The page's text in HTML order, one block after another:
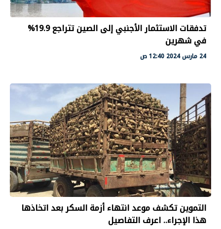
تدفقات الاستثمار الأجنبي إلى الصين تتراجع 19.9%
في شهرين
24 مارس 2024 12:40 ص
التموين تكشف موعد انتهاء أزمة السكر بعد اتخاذها
هذا الإجراء.. اعرف التفاصيل